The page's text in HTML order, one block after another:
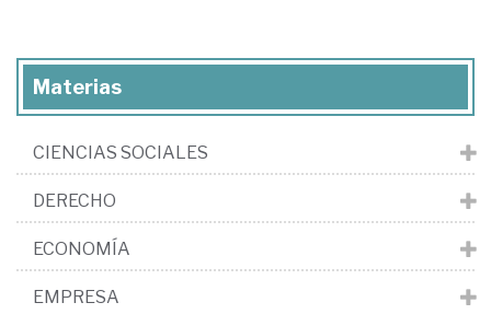
Materias
CIENCIAS SOCIALES
DERECHO
ECONOMÍA
EMPRESA